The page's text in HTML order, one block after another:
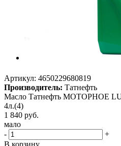
Артикул: 4650229680819
Производитель: Татнефть
Масло Татнефть МОТОРНОЕ
4л.(4)
1 840 руб.
мало
-
+